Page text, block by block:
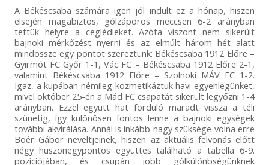
A Békéscsaba számára igen jól indult ez a hónap, hiszen
elsején magabiztos, gólzáporos meccsen 6-2 arányban
tettük helyre a ceglédieket. Azóta viszont nem sikerült
bajnoki mérkőzést nyerni és az elmúlt három hét alatt
mindössze egy pontot szereztünk: Békéscsaba 1912 Előre –
Gyirmót FC Győr 1-1, Vác FC – Békéscsaba 1912 Előre 2-1,
valamint Békéscsaba 1912 Előre – Szolnoki MÁV FC 1-2.
Igaz, a kupában némileg kozmetikáztuk havi egyenlegünket,
mivel október 25-én a Mád FC csapatát sikerült legyőzni 1-4
arányban. Ezzel együtt hat forduló maradt vissza a téli
szünetig, így különösen fontos lenne a bajnoki egységek
további akvirálása. Annál is inkább nagy szüksége volna erre
Boér Gábor neveltjeinek, hiszen az aktuális felvonás előtt
négy huszonegypontos együttes található a tabella 6-9.
pozíciójában, és csupán jobb gólkülönbségünknek